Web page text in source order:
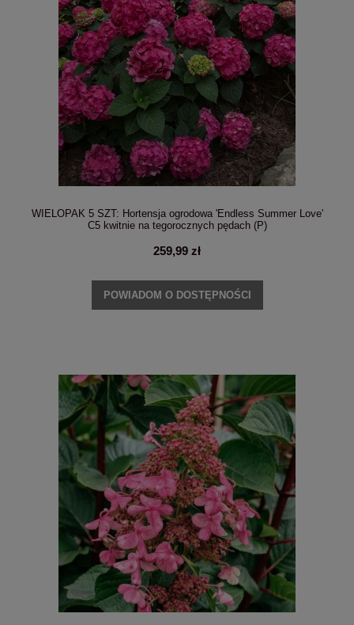
WIELOPAK 5 SZT: Hortensja ogrodowa 'Endless Summer Love'
C5 kwitnie na tegorocznych pędach (P)
259,99 zł
POWIADOM O DOSTĘPNOŚCI